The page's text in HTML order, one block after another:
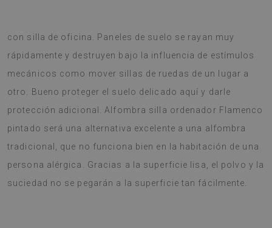
con silla de oficina. Paneles de suelo se rayan muy
rápidamente y destruyen bajo la influencia de estímulos
mecánicos como mover sillas de ruedas de un lugar a
otro. Bueno proteger el suelo delicado aquí y darle
protección adicional. Alfombra silla ordenador Flamenco
pintado será una alternativa excelente a una alfombra
tradicional, que no funciona bien en la habitación de una
persona alérgica. Gracias a la superficie lisa, el polvo y la
suciedad no se pegarán a la superficie tan fácilmente.